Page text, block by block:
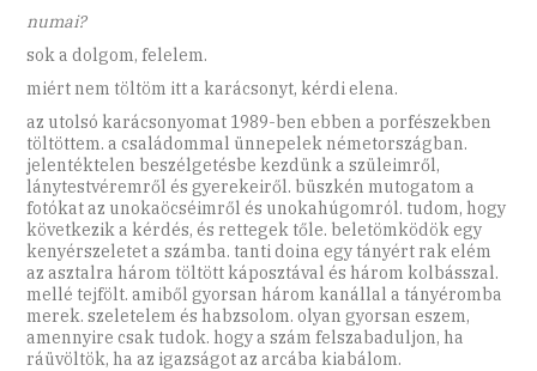
numai?
sok a dolgom, felelem.
miért nem töltöm itt a karácsonyt, kérdi elena.
az utolsó karácsonyomat 1989-ben ebben a porfészekben
töltöttem. a családommal ünnepelek németországban.
jelentéktelen beszélgetésbe kezdünk a szüleimről,
lánytestvéremről és gyerekeiről. büszkén mutogatom a
fotókat az unokaöcséimről és unokahúgomról. tudom, hogy
következik a kérdés, és rettegek tőle. beletömködök egy
kenyérszeletet a számba. tanti doina egy tányért rak elém
az asztalra három töltött káposztával és három kolbásszal.
mellé tejfölt. amiből gyorsan három kanállal a tányéromba
merek. szeletelem és habzsolom. olyan gyorsan eszem,
amennyire csak tudok. hogy a szám felszabaduljon, ha
ráüvöltök, ha az igazságot az arcába kiabálom.